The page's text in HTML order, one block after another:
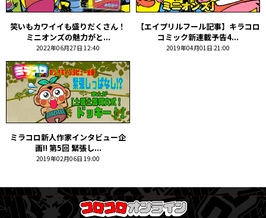
笑いもカワイイも盛りだくさん！
ミニオンズの魅力がと...
2022年06月27日 12:40
【エイプリルフール記事】キラコロ
コミック新連載予告4...
2019年04月01日 21:00
ミラコロ新人作家インタビュー企
画!! 第5回 緊張し...
2019年02月06日 19:00